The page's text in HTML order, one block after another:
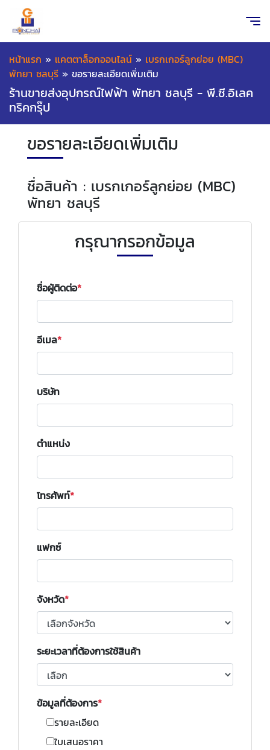
หน้าแรก » แคตตาล็อกออนไลน์ » เบรกเกอร์ลูกย่อย (MBC)
พัทยา ชลบุรี » ขอรายละเอียดเพิ่มเติม
ร้านขายส่งอุปกรณ์ไฟฟ้า พัทยา ชลบุรี - พี.ซี.อิเลค
ทริคกรุ๊ป
ขอรายละเอียดเพิ่มเติม
ชื่อสินค้า : เบรกเกอร์ลูกย่อย (MBC)
พัทยา ชลบุรี
กรุณากรอกข้อมูล
ชื่อผู้ติดต่อ
อีเมล
บริษัท
ตำแหน่ง
โทรศัพท์
แฟกซ์
จังหวัด
ระยะเวลาที่ต้องการใช้สินค้า
ข้อมูลที่ต้องการ
รายละเอียด
ใบเสนอราคา